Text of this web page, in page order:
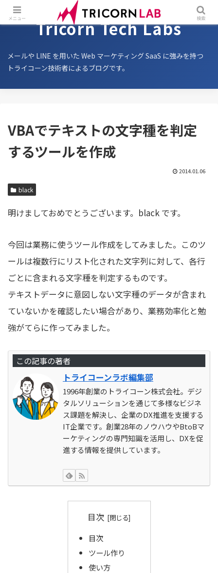
Tricorn Tech Labs
メールや LINE を用いた Web マーケティング SaaS に強みを持つ
トライコーン技術者によるブログです。
VBAでテキストの文字種を判定
するツールを作成
2014.01.06
black
明けましておめでとうございます。black です。
今回は業務に使うツール作成をしてみました。このツ
ールは複数行にリスト化された文字列に対して、各行
ごとに含まれる文字種を判定するものです。
テキストデータに意図しない文字種のデータが含まれ
ていないかを確認したい場合があり、業務効率化と勉
強がてらに作ってみました。
この記事の著者
トライコーンラボ編集部
1996年創業のトライコーン株式会社。デジ
タルソリューションを通じて多様なビジネ
ス課題を解決し、企業のDX推進を支援する
IT企業です。創業28年のノウハウやBtoBマ
ーケティングの専門知識を活用し、DXを促
進する情報を提供しています。
目次
目次
ツール作り
使い方
メニュー 検索